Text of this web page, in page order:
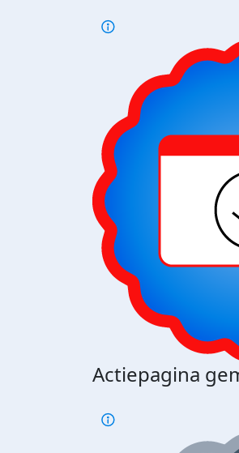
Actiepagina